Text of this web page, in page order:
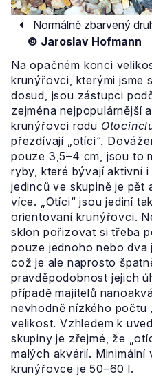
Normálně zbarvený
© Jaroslav Hofmann
Na opačném konci
krunýřovci, kterými jsme
dosud, jsou zástupci
zejména nejpopulárnější
krunýřovci rodu
přezdívají „otíci“.
pouze 3,5–4 cm, jsou to
ryby, které bývají aktivní
jedinců ve skupině je pět
více. „Otíci“ jsou jediní
orientovaní krunýřovci.
sklon pořizovat si třeba
pouze jednoho nebo dva
což je ale naprosto
pravděpodobnost jejich
případě majitelů
nevhodně nízkého počtu
velikost. Vzhledem k
skupiny je zřejmé, že
malých akvárií.
krunýřovce je 50–60 l.